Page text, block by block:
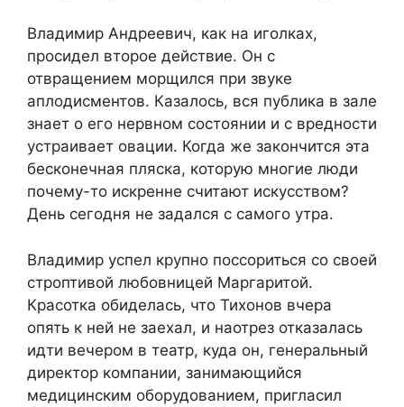
Владимир Андреевич, как на иголках,
просидел второе действие. Он с
отвращением морщился при звуке
аплодисментов. Казалось, вся публика в зале
знает о его нервном состоянии и с вредности
устраивает овации. Когда же закончится эта
бесконечная пляска, которую многие люди
почему-то искренне считают искусством?
День сегодня не задался с самого утра.
Владимир успел крупно поссориться со своей
строптивой любовницей Маргаритой.
Красотка обиделась, что Тихонов вчера
опять к ней не заехал, и наотрез отказалась
идти вечером в театр, куда он, генеральный
директор компании, занимающийся
медицинским оборудованием, пригласил